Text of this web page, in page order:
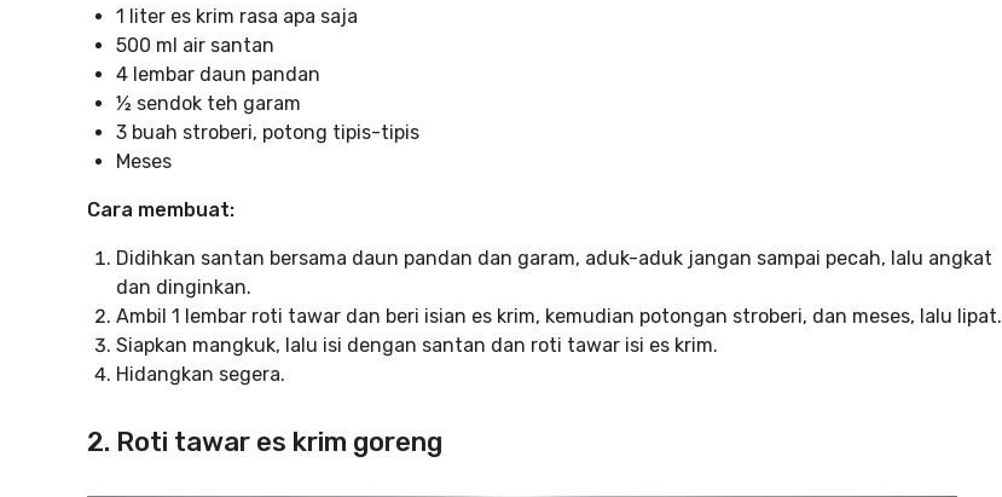
1 liter es krim rasa apa saja
500 ml air santan
4 lembar daun pandan
½ sendok teh garam
3 buah stroberi, potong tipis-tipis
Meses
Cara membuat:
Didihkan santan bersama daun pandan dan garam, aduk-aduk jangan sampai pecah, lalu angkat
dan dinginkan.
Ambil 1 lembar roti tawar dan beri isian es krim, kemudian potongan stroberi, dan meses, lalu lipat.
Siapkan mangkuk, lalu isi dengan santan dan roti tawar isi es krim.
Hidangkan segera.
2. Roti tawar es krim goreng